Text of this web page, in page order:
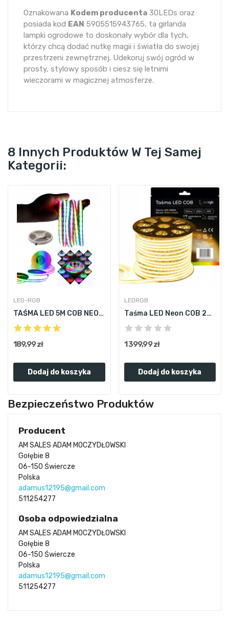
Oznakowana Kodem producenta 30LEDs oraz
posiada kod EAN 5905515943765, ta girlanda
lampki ogrodowe to doskonały wybór dla tych,
którzy chcą dodać nutkę magii i światła do swojej
przestrzeni zewnętrznej. Udekoruj swój ogród w
prosty, stylowy sposób i ciesz się letnimi
wieczorami w magicznej atmosferze.
8 Innych Produktów W Tej Samej
Kategorii:
LED-RGB
TAŚMA LED 5M COB NEON RGBIC 576 LED/M WS2811...
189,99 zł
Dodaj do koszyka
LEDRGB
Taśma LED Neon COB 220V 230V 100m 3000K BIAŁA...
1 399,99 zł
Dodaj do koszyka
Bezpieczeństwo Produktów
Producent
AM SALES ADAM MOCZYDŁOWSKI
Gołębie 8
06-150 Świercze
Polska
adamus12195@gmail.com
511254277
Osoba odpowiedzialna
AM SALES ADAM MOCZYDŁOWSKI
Gołębie 8
06-150 Świercze
Polska
adamus12195@gmail.com
511254277